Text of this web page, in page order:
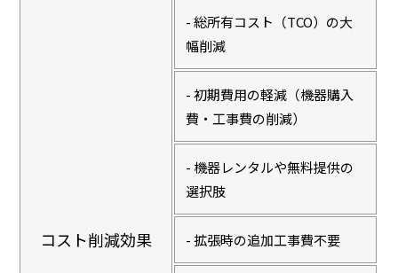
コスト削減効果
- 総所有コスト（TCO）の大
幅削減
- 初期費用の軽減（機器購入
費・工事費の削減）
- 機器レンタルや無料提供の
選択肢
- 拡張時の追加工事費不要